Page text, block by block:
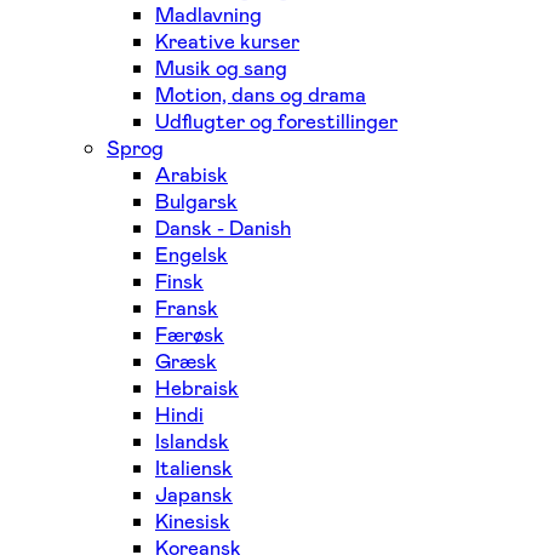
Madlavning
Kreative kurser
Musik og sang
Motion, dans og drama
Udflugter og forestillinger
Sprog
Arabisk
Bulgarsk
Dansk - Danish
Engelsk
Finsk
Fransk
Færøsk
Græsk
Hebraisk
Hindi
Islandsk
Italiensk
Japansk
Kinesisk
Koreansk